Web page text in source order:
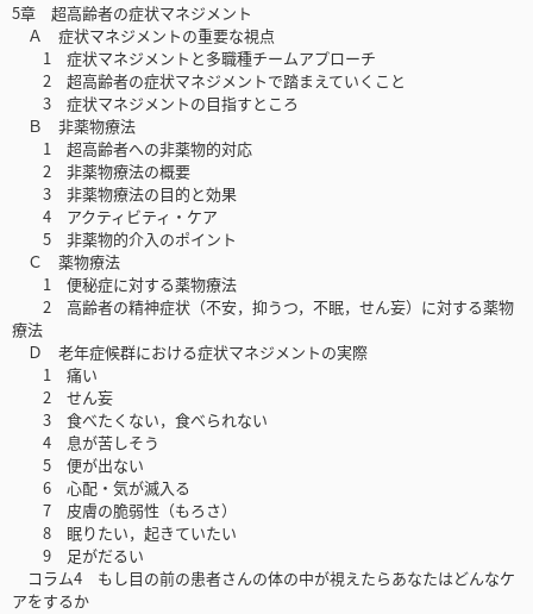
5章 超高齢者の症状マネジメント
Ａ 症状マネジメントの重要な視点
1 症状マネジメントと多職種チームアプローチ
2 超高齢者の症状マネジメントで踏まえていくこと
3 症状マネジメントの目指すところ
Ｂ 非薬物療法
1 超高齢者への非薬物的対応
2 非薬物療法の概要
3 非薬物療法の目的と効果
4 アクティビティ・ケア
5 非薬物的介入のポイント
Ｃ 薬物療法
1 便秘症に対する薬物療法
2 高齢者の精神症状（不安，抑うつ，不眠，せん妄）に対する薬物
療法
Ｄ 老年症候群における症状マネジメントの実際
1 痛い
2 せん妄
3 食べたくない，食べられない
4 息が苦しそう
5 便が出ない
6 心配・気が滅入る
7 皮膚の脆弱性（もろさ）
8 眠りたい，起きていたい
9 足がだるい
コラム4 もし目の前の患者さんの体の中が視えたらあなたはどんなケ
アをするか